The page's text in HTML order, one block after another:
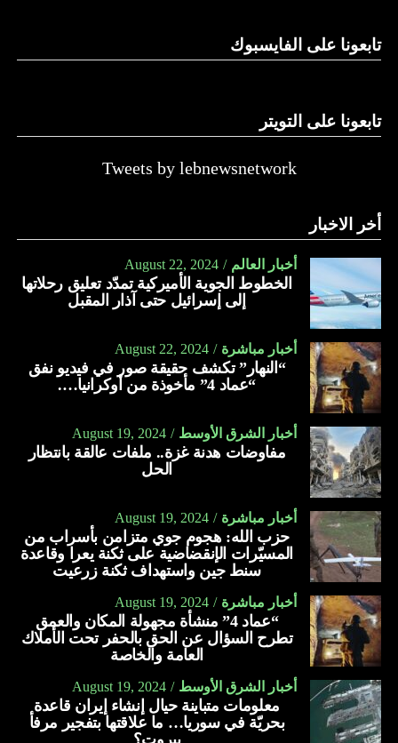
النهار
تابعونا على الفايسبوك
تابعونا على التويتر
Tweets by lebnewsnetwork
أخر الاخبار
أخبار العالم August 22, 2024
الخطوط الجوية الأميركية تمدّد تعليق رحلاتها
إلى إسرائيل حتى آذار المقبل
أخبار مباشرة August 22, 2024
“النهار” تكشف حقيقة صور في فيديو نفق
“عماد 4” مأخوذة من أوكرانيا….
أخبار الشرق الأوسط August 19, 2024
مفاوضات هدنة غزة.. ملفات عالقة بانتظار
الحل
أخبار مباشرة August 19, 2024
حزب الله: هجوم جوي متزامن بأسراب من
المسيّرات الإنقضاضية على ثكنة يعرا وقاعدة
سنط جين واستهداف ثكنة زرعيت
أخبار مباشرة August 19, 2024
“عماد 4” منشأة مجهولة المكان والعمق
تطرح السؤال عن الحق بالحفر تحت الأملاك
العامة والخاصة
أخبار الشرق الأوسط August 19, 2024
معلومات متباينة حيال إنشاء إيران قاعدة
بحريّة في سوريا… ما علاقتها بتفجير مرفأ